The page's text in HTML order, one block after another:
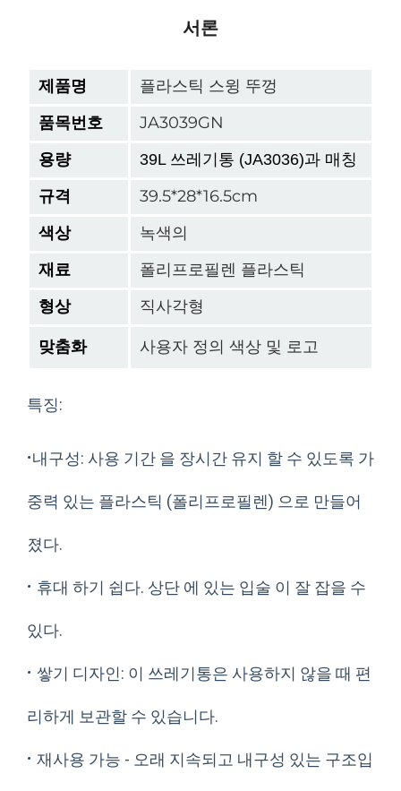
서론
제품명
플라스틱 스윙 뚜껑
품목번호
JA3039GN
용량
39L 쓰레기통 (JA3036)과 매칭
규격
39.5*28*16.5cm
색상
녹색의
재료
폴리프로필렌 플라스틱
형상
직사각형
맞춤화 사용자 정의 색상 및 로고
특징:
·내구성: 사용 기간 을 장시간 유지 할 수 있도록 가
중력 있는 플라스틱 (폴리프로필렌) 으로 만들어
졌다.
· 휴대 하기 쉽다. 상단 에 있는 입술 이 잘 잡을 수
있다.
· 쌓기 디자인: 이 쓰레기통은 사용하지 않을 때 편
리하게 보관할 수 있습니다.
· 재사용 가능 - 오래 지속되고 내구성 있는 구조입